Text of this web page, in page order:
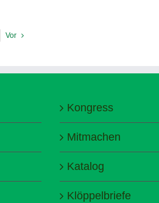
Vor
Kongress
Mitmachen
Katalog
Klöppelbriefe